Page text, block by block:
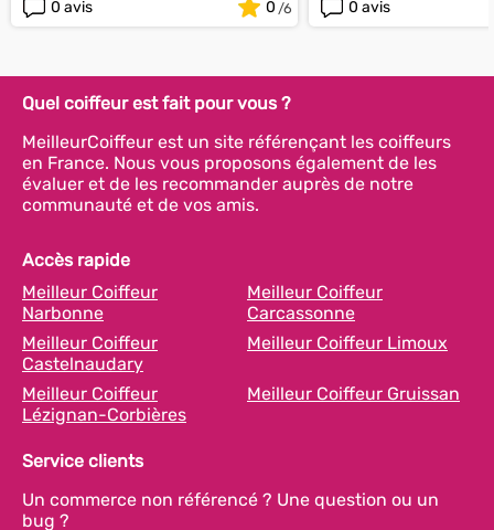
0 avis
0
0 avis
Quel coiffeur est fait pour vous ?
MeilleurCoiffeur est un site référençant les coiffeurs
en France. Nous vous proposons également de les
évaluer et de les recommander auprès de notre
communauté et de vos amis.
Accès rapide
Meilleur Coiffeur
Narbonne
Meilleur Coiffeur
Carcassonne
Meilleur Coiffeur
Castelnaudary
Meilleur Coiffeur Limoux
Meilleur Coiffeur
Lézignan-Corbières
Meilleur Coiffeur Gruissan
Service clients
Un commerce non référencé ? Une question ou un
bug ?